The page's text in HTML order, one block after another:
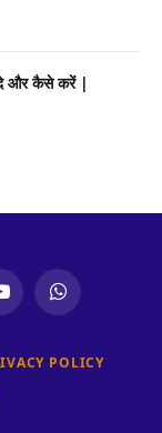
और कैसे करें |
WhatsApp
POLICY